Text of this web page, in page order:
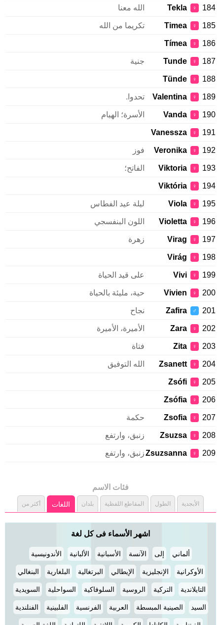
184
♀
Tekla الله معنا
185
♀
Timea تكريما من الله
186
♀
Tímea
187
♀
Tunde جنية
188
♀
Tünde
189
♀
Valentina تحدوا.
190
♀
Vanda الأسرة؛ الهيام
191
♀
Vanessza
192
♀
Veronika فوز
193
♀
Viktoria الفاتح؛
194
♀
Viktória
195
♀
Viola ليلة عيد الفطاس
196
♀
Violetta اللون البنفسجي
197
♀
Virag زهرة
198
♀
Virág
199
♀
Vivi على قيد الحياة
200
♀
Vivien حية، مليئة بالحياة
201
♂
Zafira نجاح
202
♀
Zara الأميرة، الأميرة
203
♀
Zita فتاة
204
♀
Zsanett الله التوفيق
205
♀
Zsófi
206
♀
Zsófia
207
♀
Zsofia حكمة
208
♀
Zsuzsa زنبق، وارتفع
209
♀
Zsuzsannaزنبق، وارتفع
فئات الاسم
الأبجدية الطول المقاطع اللفظية بلدان اللغات أكثر من
اشهر الأسماء فى كل لغة
ألماني إلى الآنسة الأسبانية الألبانية الأندونيسية
الأوكرانية الإنجليزية الإيطالي البرتغالية البلغارية البنغالي
التايلاندية التركية الروسية السلوفاكية السواحلية السويدية
السيد الصينية المبسطة العربية الفرنسية الفلبينية الفنلندية